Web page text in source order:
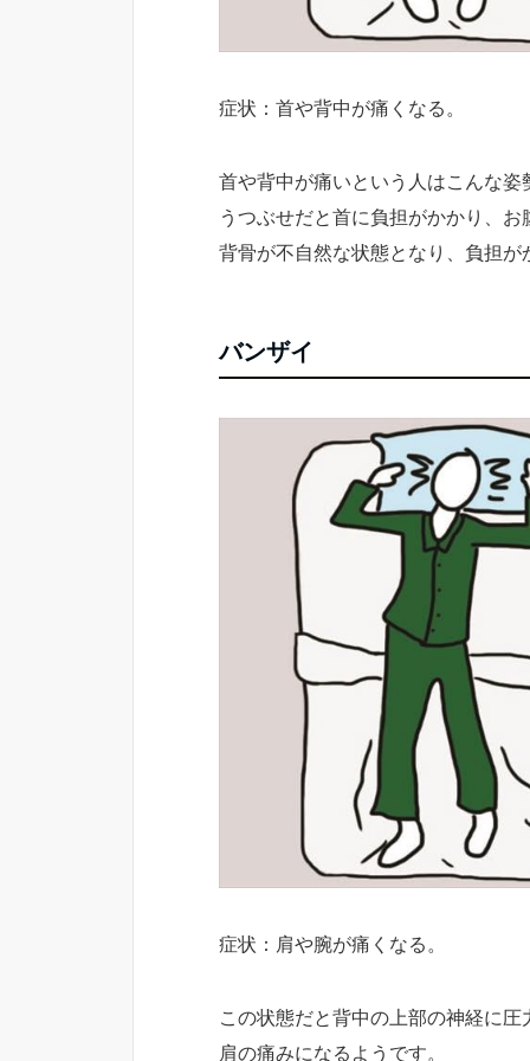
症状：首や背中が痛くなる。
首や背中が痛いという人はこんな
うつぶせだと首に負担がかかり、
背骨が不自然な状態となり、負担が
バンザイ
症状：肩や腕が痛くなる。
この状態だと背中の上部の神経に圧
肩の痛みになるようです。